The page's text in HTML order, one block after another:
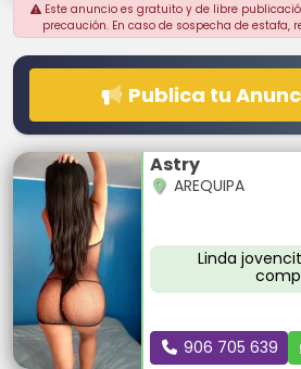
Este anuncio es gratuito y de libre
precaución. En caso de sospecha de estafa,
Publica tu
Astry
AREQUIPA
Linda
906 705 639